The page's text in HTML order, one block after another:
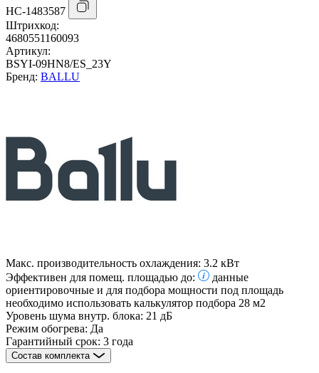
НС-1483587
Штрихкод:
4680551160093
Артикул:
BSYI-09HN8/ES_23Y
Бренд: BALLU
Макс. производительность охлаждения: 3.2 кВт
Эффективен для помещ. площадью до:
данные
ориентировочные и для подбора мощности под площадь
необходимо использовать калькулятор подбора 28 м2
Уровень шума внутр. блока: 21 дБ
Режим обогрева: Да
Гарантийный срок: 3 года
Состав комплекта